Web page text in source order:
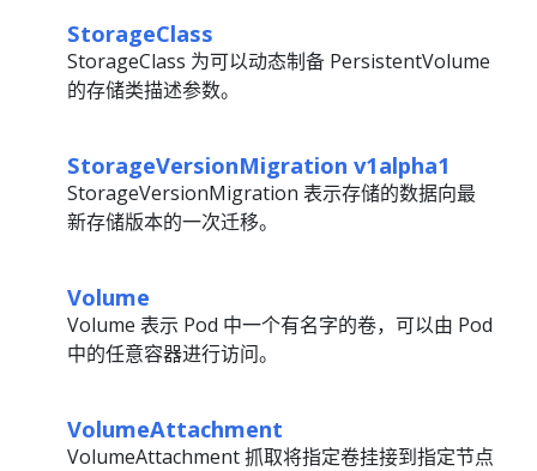
StorageClass
StorageClass 为可以动态制备 PersistentVolume
的存储类描述参数。
StorageVersionMigration v1alpha1
StorageVersionMigration 表示存储的数据向最
新存储版本的一次迁移。
Volume
Volume 表示 Pod 中一个有名字的卷，可以由 Pod
中的任意容器进行访问。
VolumeAttachment
VolumeAttachment 抓取将指定卷挂接到指定节点